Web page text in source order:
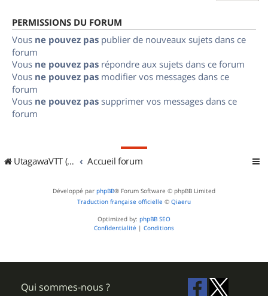
PERMISSIONS DU FORUM
Vous ne pouvez pas publier de nouveaux sujets dans ce
forum
Vous ne pouvez pas répondre aux sujets dans ce forum
Vous ne pouvez pas modifier vos messages dans ce
forum
Vous ne pouvez pas supprimer vos messages dans ce
forum
UtagawaVTT (Randos VTT et VTTAE avec traces GPS) Accueil forum
Développé par phpBB® Forum Software © phpBB Limited
Traduction française officielle © Qiaeru
Optimized by: phpBB SEO
Confidentialité | Conditions
Qui sommes-nous ?